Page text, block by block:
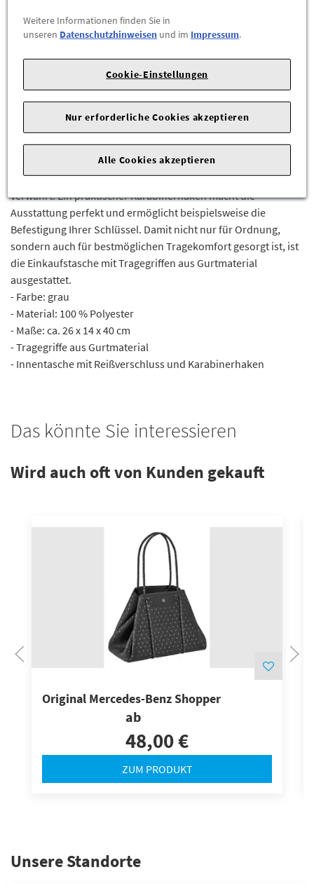
ZUM WARENKORB HINZUFÜGEN
Herstellerangaben:Mercedes-Benz AG |Mercedesstr. 120 |
Tel: +49711170 |E-Mail:
dialog.mb@mercedes-benz.com|Webseite:
https://www.mercedes-benz.com
So macht Shopping Spaß! In der grauen Einkaufstasche aus
Filz mit gesticktem, schwarzem Logo finden alle Ihre Einkäufe
Platz und sind dank der Innentasche mit Reißverschluss sicher
verwahrt. Ein praktischer Karabinerhaken macht die
Ausstattung perfekt und ermöglicht beispielsweise die
Befestigung Ihrer Schlüssel. Damit nicht nur für Ordnung,
sondern auch für bestmöglichen Tragekomfort gesorgt ist, ist
die Einkaufstasche mit Tragegriffen aus Gurtmaterial
ausgestattet.
- Farbe: grau
- Material: 100 % Polyester
- Maße: ca. 26 x 14 x 40 cm
- Tragegriffe aus Gurtmaterial
- Innentasche mit Reißverschluss und Karabinerhaken
Das könnte Sie interessieren
Wird auch oft von Kunden gekauft
Original Mercedes-Benz Shopper
ab
48,00 €
ZUM PRODUKT
Unsere Standorte
Weitere Informationen finden Sie in
unseren Datenschutzhinweisen und im Impressum.
Cookie-Einstellungen
Nur erforderliche Cookies akzeptieren
Alle Cookies akzeptieren